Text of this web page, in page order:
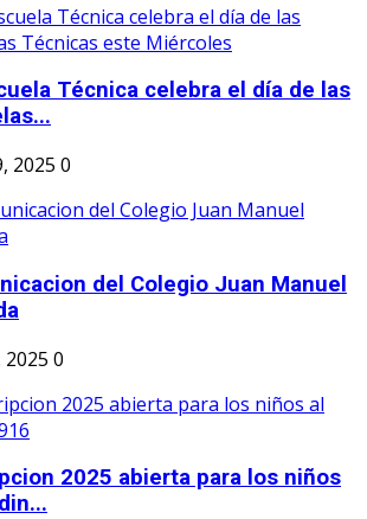
Técnica celebra el día de las
2025 0
del Colegio Juan Manuel
2025 0
2025 abierta para los niños